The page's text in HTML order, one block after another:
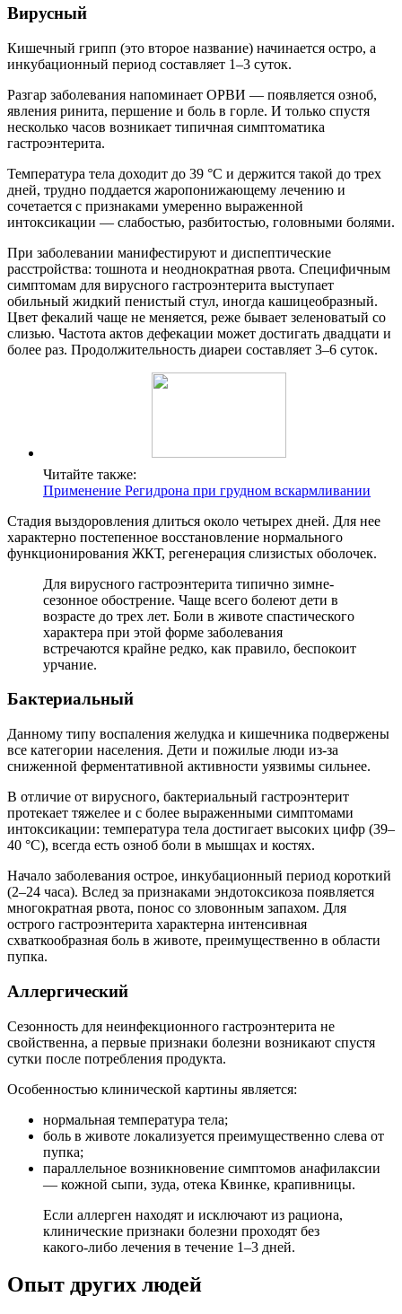
Вирусный
Кишечный грипп (это второе название) начинается остро, а
инкубационный период составляет 1–3 суток.
Разгар заболевания напоминает ОРВИ — появляется озноб,
явления ринита, першение и боль в горле. И только спустя
несколько часов возникает типичная симптоматика
гастроэнтерита.
Температура тела доходит до 39 °C и держится такой до трех
дней, трудно поддается жаропонижающему лечению и
сочетается с признаками умеренно выраженной
интоксикации — слабостью, разбитостью, головными болями.
При заболевании манифестируют и диспептические
расстройства: тошнота и неоднократная рвота. Специфичным
симптомам для вирусного гастроэнтерита выступает
обильный жидкий пенистый стул, иногда кашицеобразный.
Цвет фекалий чаще не меняется, реже бывает зеленоватый со
слизью. Частота актов дефекации может достигать двадцати и
более раз. Продолжительность диареи составляет 3–6 суток.
Читайте также:
Применение Регидрона при грудном вскармливании
Стадия выздоровления длиться около четырех дней. Для нее
характерно постепенное восстановление нормального
функционирования ЖКТ, регенерация слизистых оболочек.
Для вирусного гастроэнтерита типично зимне-
сезонное обострение. Чаще всего болеют дети в
возрасте до трех лет. Боли в животе спастического
характера при этой форме заболевания
встречаются крайне редко, как правило, беспокоит
урчание.
Бактериальный
Данному типу воспаления желудка и кишечника подвержены
все категории населения. Дети и пожилые люди из-за
сниженной ферментативной активности уязвимы сильнее.
В отличие от вирусного, бактериальный гастроэнтерит
протекает тяжелее и с более выраженными симптомами
интоксикации: температура тела достигает высоких цифр (39–
40 °C), всегда есть озноб боли в мышцах и костях.
Начало заболевания острое, инкубационный период короткий
(2–24 часа). Вслед за признаками эндотоксикоза появляется
многократная рвота, понос со зловонным запахом. Для
острого гастроэнтерита характерна интенсивная
схваткообразная боль в животе, преимущественно в области
пупка.
Аллергический
Сезонность для неинфекционного гастроэнтерита не
свойственна, а первые признаки болезни возникают спустя
сутки после потребления продукта.
Особенностью клинической картины является:
нормальная температура тела;
боль в животе локализуется преимущественно слева от
пупка;
параллельное возникновение симптомов анафилаксии
— кожной сыпи, зуда, отека Квинке, крапивницы.
Если аллерген находят и исключают из рациона,
клинические признаки болезни проходят без
какого-либо лечения в течение 1–3 дней.
Опыт других людей